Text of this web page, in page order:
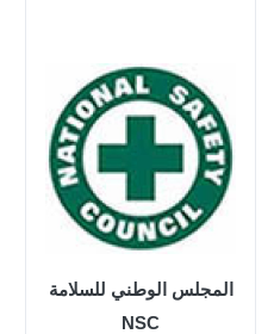
المجلس الوطني للسلامة
NSC